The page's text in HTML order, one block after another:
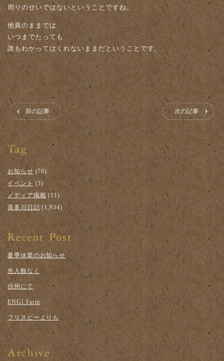
周りのせいではないということですね。
他責のままでは
いつまでたっても
誰もわかってはくれないままだということです。
前の記事 次の記事
お知らせ(70)
イベント(3)
メディア掲載(11)
喜多川日記(1,934)
夏季休業のお知らせ
先入観なく
信州にて
ENGI Farm
フリスビーよりも